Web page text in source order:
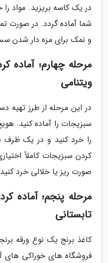
در یک کاسه بریزید. مواد
شما آماده گردد. در صورت
و نمک برای مزه دار شدن
مرحله چهارم؛
ویتنامی
در این مرحله از طرز تهیه
سبزیجات را آماده کنید.
را خرد کنید و در یک ظرف
کردن سبزیجات کاملاً
صورت ریز یا خلالی خرد
مرحله پنجم؛ آماده
تابستانی
کاغذ برنج یک نوع ورقه
فروشگاه های خوراکی